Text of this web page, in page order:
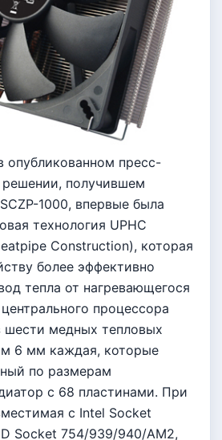
опубликованном пресс-
получившем
1000, впервые была
технология UPHC
Construction), которая
более эффективно
тепла от нагревающегося
процессора
шести медных тепловых
6 мм каждая, которые
по размерам
с 68 пластинами. При
с Intel Socket
Socket 754/939/940/AM2,